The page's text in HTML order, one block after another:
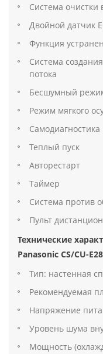
Система очистки
Двойной датчик
Функция
Система
потока
Бесшумный
Режим мягкого
Самодиагностика
Теплый пуск
Авторестарт
Таймер
Система против
Пульт
Технические
Panasonic CS/CU-
Тип: настенная
Рекомендуемая
Напряжение
Уровень шума
Мощность